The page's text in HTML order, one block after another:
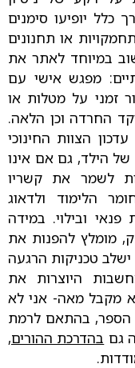
כלל יופיעו סימנים
או תחנונים
במיוחד לאתר את
מפגש אישי עם
זמני על מטלות או
החרדה וכן הלאה.
הצוות החינוכי
הילד, גם אם אינו
לשמר את קשריו
הלימוד ולדאוג
ובילוי. במידה
מומלץ להפנות את
טכניקות הרגעה
היוצרות את
מקבל מאה- אני לא
הספר, בהתאם לרמת
גם בהדרכת ההורים,